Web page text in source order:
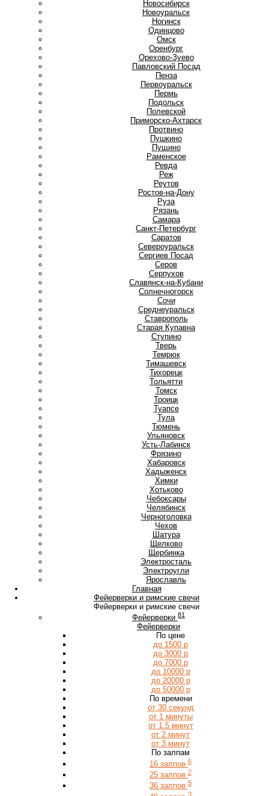
Новосибирск
Новоуральск
Ногинск
Одинцово
Омск
Оренбург
Орехово-Зуево
Павловский Посад
Пенза
Первоуральск
Пермь
Подольск
Полевской
Приморско-Ахтарск
Протвино
Пушкино
Пущино
Раменское
Ревда
Реж
Реутов
Ростов-на-Дону
Руза
Рязань
Самара
Санкт-Петербург
Саратов
Североуральск
Сергиев Посад
Серов
Серпухов
Славянск-на-Кубани
Солнечногорск
Сочи
Среднеуральск
Ставрополь
Старая Купавна
Ступино
Тверь
Темрюк
Тимашевск
Тихорецк
Тольятти
Томск
Троицк
Туапсе
Тула
Тюмень
Ульяновск
Усть-Лабинск
Фрязино
Хабаровск
Хадыженск
Химки
Хотьково
Чебоксары
Челябинск
Черноголовка
Чехов
Шатура
Щелково
Щербинка
Электросталь
Электроугли
Ярославль
Главная
Фейерверки и римские свечи
Фейерверки и римские свечи
Фейерверки 81
Фейерверки
По цене
до 1500 р
до 3000 р
до 7000 р
до 10000 р
до 20000 р
до 50000 р
По времени
от 30 секунд
от 1 минуты
от 1.5 минут
от 2 минут
от 3 минут
По залпам
16 залпов 6
25 залпов 2
36 залпов 5
3